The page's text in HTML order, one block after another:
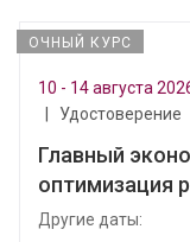
ОЧНЫЙ КУРС
10 - 14 августа
Удостоверение
Главный
оптимизация
Другие даты: